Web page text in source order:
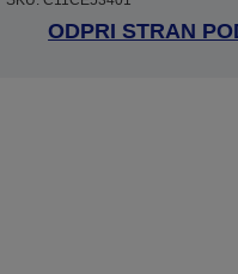
ODPRI STRAN